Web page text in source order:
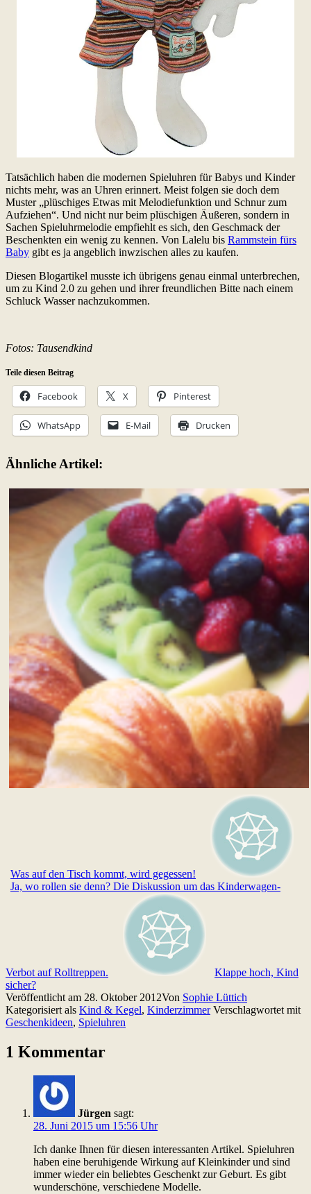
Tatsächlich haben die modernen Spieluhren für Babys und Kinder
nichts mehr, was an Uhren erinnert. Meist folgen sie doch dem
Muster „plüschiges Etwas mit Melodiefunktion und Schnur zum
Aufziehen“. Und nicht nur beim plüschigen Äußeren, sondern in
Sachen Spieluhrmelodie empfiehlt es sich, den Geschmack der
Beschenkten ein wenig zu kennen. Von Lalelu bis Rammstein fürs
Baby gibt es ja angeblich inwzischen alles zu kaufen.
Diesen Blogartikel musste ich übrigens genau einmal unterbrechen,
um zu Kind 2.0 zu gehen und ihrer freundlichen Bitte nach einem
Schluck Wasser nachzukommen.
Fotos: Tausendkind
Teile diesen Beitrag
Facebook X Pinterest
WhatsApp E-Mail Drucken
Ähnliche Artikel:
Was auf den Tisch kommt, wird gegessen!
Ja, wo rollen sie denn? Die Diskussion um das Kinderwagen-
Verbot auf Rolltreppen.
Klappe hoch, Kind
sicher?
Veröffentlicht am 28. Oktober 2012Von Sophie Lüttich
Kategorisiert als Kind & Kegel, Kinderzimmer Verschlagwortet mit
Geschenkideen, Spieluhren
1 Kommentar
Jürgen sagt:
28. Juni 2015 um 15:56 Uhr
Ich danke Ihnen für diesen interessanten Artikel. Spieluhren
haben eine beruhigende Wirkung auf Kleinkinder und sind
immer wieder ein beliebtes Geschenkt zur Geburt. Es gibt
wunderschöne, verschiedene Modelle.